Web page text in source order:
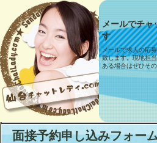
メールでチャ
す
メールで求人の応
致します。現地担
ある場合はぜひそ
面接予約申し込みフォー